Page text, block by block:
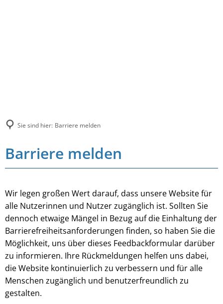
Sie sind hier: Barriere melden
Barriere melden
Wir legen großen Wert darauf, dass unsere Website für
alle Nutzerinnen und Nutzer zugänglich ist. Sollten Sie
dennoch etwaige Mängel in Bezug auf die Einhaltung der
Barrierefreiheitsanforderungen finden, so haben Sie die
Möglichkeit, uns über dieses Feedbackformular darüber
zu informieren. Ihre Rückmeldungen helfen uns dabei,
die Website kontinuierlich zu verbessern und für alle
Menschen zugänglich und benutzerfreundlich zu
gestalten.